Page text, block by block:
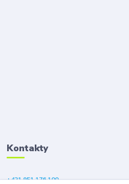
Kontakty
+421 951 176 100